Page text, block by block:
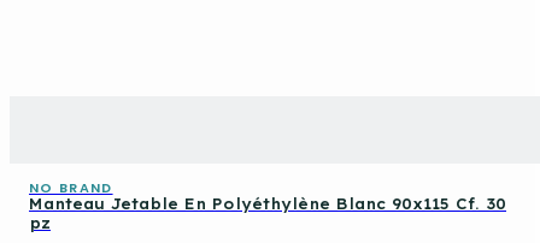
NO BRAND
Manteau Jetable En Polyéthylène Blanc 90x115 Cf. 30
pz